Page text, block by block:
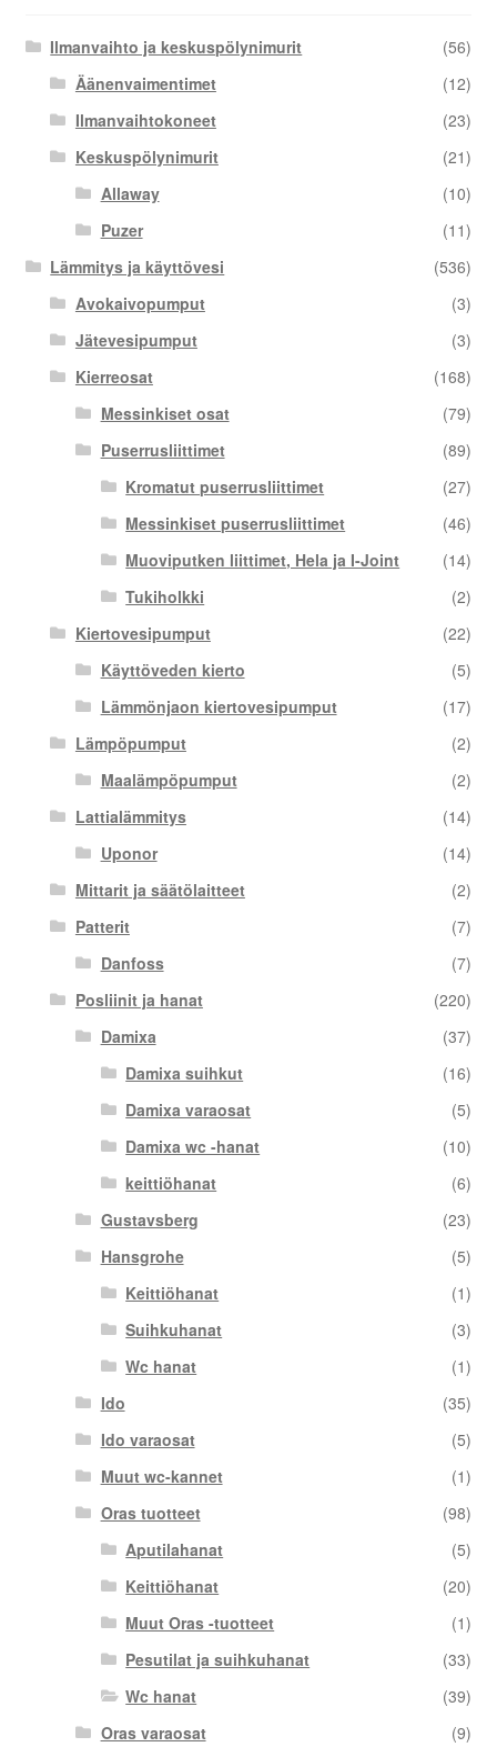
Ilmanvaihto ja keskuspölynimurit
(56)
Äänenvaimentimet
(12)
Ilmanvaihtokoneet
(23)
Keskuspölynimurit
(21)
Allaway
(10)
Puzer
(11)
Lämmitys ja käyttövesi
(536)
Avokaivopumput
(3)
Jätevesipumput
(3)
Kierreosat
(168)
Messinkiset osat
(79)
Puserrusliittimet
(89)
Kromatut puserrusliittimet
(27)
Messinkiset puserrusliittimet
(46)
Muoviputken liittimet, Hela ja I-Joint
(14)
Tukiholkki
(2)
Kiertovesipumput
(22)
Käyttöveden kierto
(5)
Lämmönjaon kiertovesipumput
(17)
Lämpöpumput
(2)
Maalämpöpumput
(2)
Lattialämmitys
(14)
Uponor
(14)
Mittarit ja säätölaitteet
(2)
Patterit
(7)
Danfoss
(7)
Posliinit ja hanat
(220)
Damixa
(37)
Damixa suihkut
(16)
Damixa varaosat
(5)
Damixa wc -hanat
(10)
keittiöhanat
(6)
Gustavsberg
(23)
Hansgrohe
(5)
Keittiöhanat
(1)
Suihkuhanat
(3)
Wc hanat
(1)
Ido
(35)
Ido varaosat
(5)
Muut wc-kannet
(1)
Oras tuotteet
(98)
Aputilahanat
(5)
Keittiöhanat
(20)
Muut Oras -tuotteet
(1)
Pesutilat ja suihkuhanat
(33)
Wc hanat
(39)
Oras varaosat
(9)